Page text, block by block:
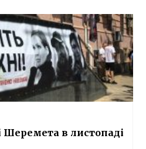
Шеремета в листопаді